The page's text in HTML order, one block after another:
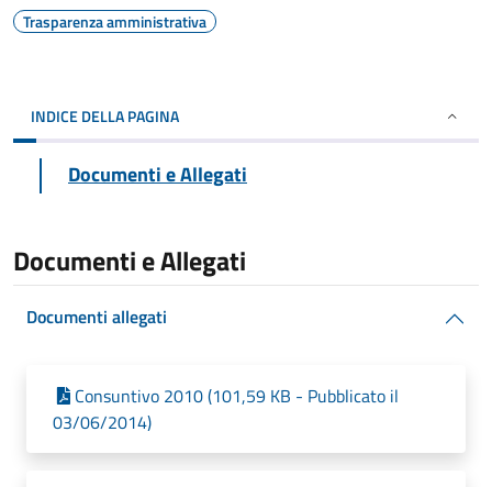
Trasparenza amministrativa
INDICE DELLA PAGINA
Documenti e Allegati
Documenti e Allegati
Documenti allegati
Consuntivo 2010 (101,59 KB - Pubblicato il
03/06/2014)